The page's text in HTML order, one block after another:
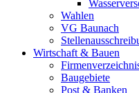
Wahlen
VG Baunach
Wirtschaft & Bauen
Baugebiete
Post & Banken